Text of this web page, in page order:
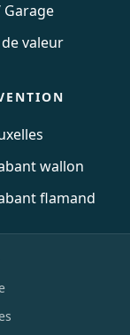
Garage
de valeur
wallon
flamand